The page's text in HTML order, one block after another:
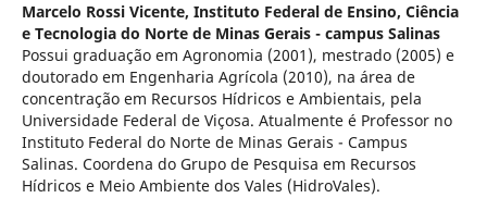
Marcelo Rossi Vicente, Instituto Federal de Ensino, Ciência
e Tecnologia do Norte de Minas Gerais - campus Salinas
Possui graduação em Agronomia (2001), mestrado (2005) e
doutorado em Engenharia Agrícola (2010), na área de
concentração em Recursos Hídricos e Ambientais, pela
Universidade Federal de Viçosa. Atualmente é Professor no
Instituto Federal do Norte de Minas Gerais - Campus
Salinas. Coordena do Grupo de Pesquisa em Recursos
Hídricos e Meio Ambiente dos Vales (HidroVales).